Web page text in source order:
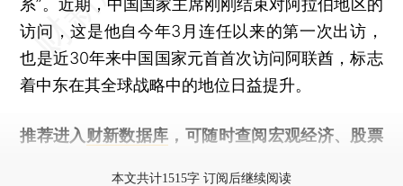
系”。近期，中国国家主席刚刚结束对阿拉伯地区的
访问，这是他自今年3月连任以来的第一次出访，
也是近30年来中国国家元首首次访问阿联酋，标志
着中东在其全球战略中的地位日益提升。
推荐进入 财新数据库 ，可随时查阅宏观经济、股票
本文共计1515字 订阅后继续阅读